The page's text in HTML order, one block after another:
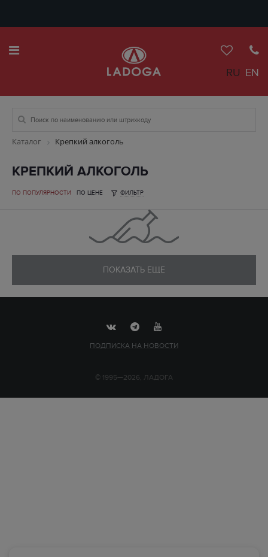
RU EN
Каталог Крепкий алкоголь
КРЕПКИЙ АЛКОГОЛЬ
ПО ПОПУЛЯРНОСТИ ПО ЦЕНЕ ФИЛЬТР
ПОКАЗАТЬ ЕЩЕ
ПОДПИСКА НА НОВОСТИ
© 1995—2026, ЛАДОГА